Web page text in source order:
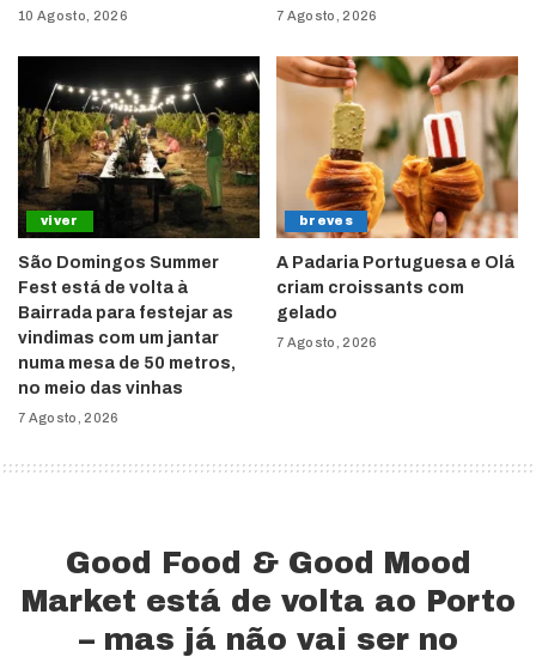
10 Agosto, 2026 7 Agosto, 2026
viver
São Domingos Summer
Fest está de volta à
Bairrada para festejar as
vindimas com um jantar
numa mesa de 50 metros,
no meio das vinhas
7 Agosto, 2026
breves
A Padaria Portuguesa e Olá
criam croissants com
gelado
7 Agosto, 2026
Good Food & Good Mood
Market está de volta ao Porto
– mas já não vai ser no